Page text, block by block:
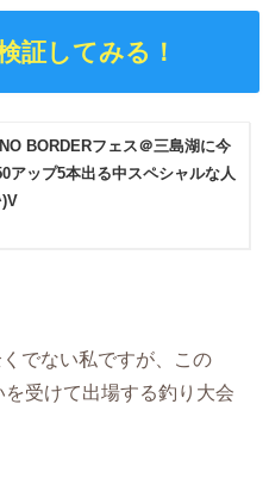
証してみる！
BORDERフェス＠三島湖に今
アップ5本出る中スペシャルな人
でない私ですが、この
受けて出場する釣り大会